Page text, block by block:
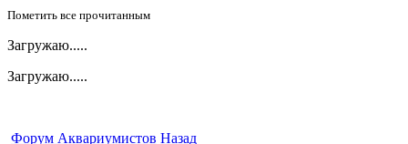
Пометить все прочитанным
Загружаю.....
Загружаю.....
Форум Аквариумистов Назад